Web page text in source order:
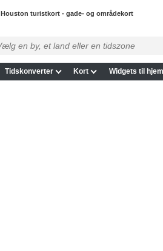
Houston turistkort - gade- og områdekort
Tidskonverter Kort Widgets til